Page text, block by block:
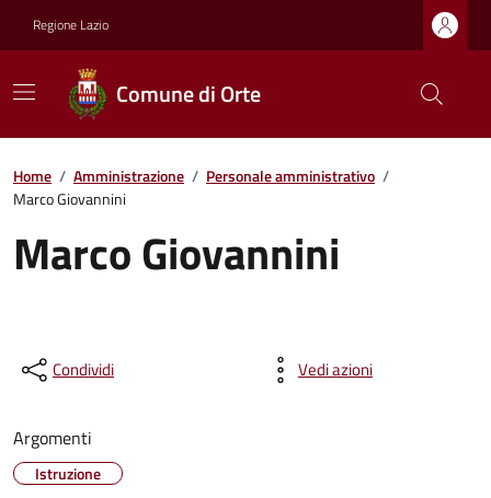
Regione Lazio
Comune di Orte
Home / Amministrazione / Personale amministrativo /
Marco Giovannini
Marco Giovannini
Condividi Vedi azioni
Argomenti
Istruzione